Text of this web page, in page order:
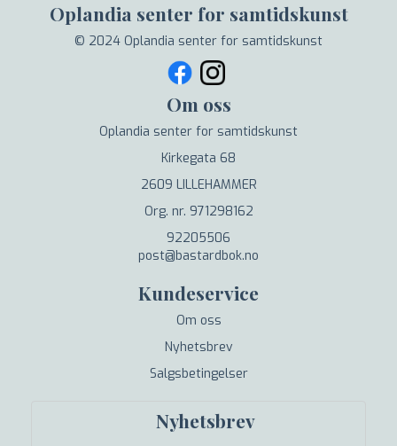
Oplandia senter for samtidskunst
© 2024 Oplandia senter for samtidskunst
Om oss
Oplandia senter for samtidskunst
Kirkegata 68
2609 LILLEHAMMER
Org. nr. 971298162
92205506
post@bastardbok.no
Kundeservice
Om oss
Nyhetsbrev
Salgsbetingelser
Nyhetsbrev